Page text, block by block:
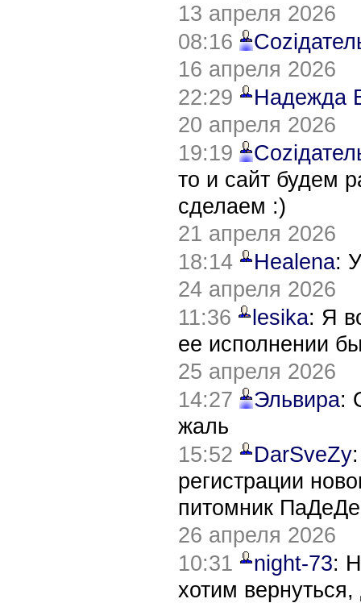
13 апреля 2026
08:16
16 апреля 2026
22:29
Надежда
20 апреля 2026
19:19
то и сайт будем
сделаем :)
21 апреля 2026
18:14
Healena:
24 апреля 2026
11:36
lesika: Я
ее исполнении
25 апреля 2026
14:27
Эльвира:
жаль
15:52
DarSveZy
регистрации
питомник
26 апреля 2026
10:31
night-73:
хотим